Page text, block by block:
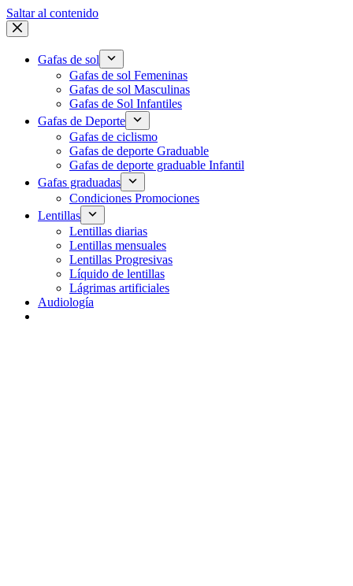
Saltar al contenido
Gafas de sol
Gafas de sol Femeninas
Gafas de sol Masculinas
Gafas de Sol Infantiles
Gafas de Deporte
Gafas de ciclismo
Gafas de deporte Graduable
Gafas de deporte graduable Infantil
Gafas graduadas
Condiciones Promociones
Lentillas
Lentillas diarias
Lentillas mensuales
Lentillas Progresivas
Líquido de lentillas
Lágrimas artificiales
Audiología